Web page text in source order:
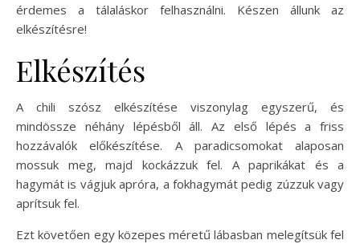
érdemes a tálaláskor felhasználni. Készen állunk az
elkészítésre!
Elkészítés
A chili szósz elkészítése viszonylag egyszerű, és
mindössze néhány lépésből áll. Az első lépés a friss
hozzávalók előkészítése. A paradicsomokat alaposan
mossuk meg, majd kockázzuk fel. A paprikákat és a
hagymát is vágjuk apróra, a fokhagymát pedig zúzzuk vagy
aprítsuk fel.
Ezt követően egy közepes méretű lábasban melegítsük fel